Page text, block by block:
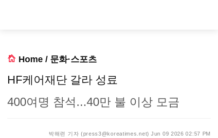
Home / 문화·스포츠
HF케어재단 갈라 성료
400여명 참석...40만 불 이상 모금
박해련 기자 (press3@koreatimes.net) Jun 09 2026 02:57 PM